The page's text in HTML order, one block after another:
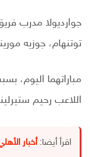
جوارديولا مدرب
توتنهام، جوزيه
مباراتهما اليوم،
اللاعب رحيم
اقرأ أيضا: أخبار